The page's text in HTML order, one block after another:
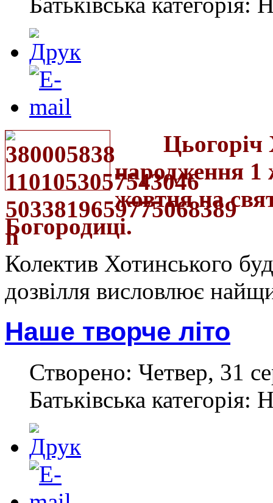
Цьогоріч
народження 1
жовтня на
Богородиці.
Колектив Хотинського
дозвілля висловлює
Наше творче літо
Створено: Четвер, 31
Батьківська категорія: